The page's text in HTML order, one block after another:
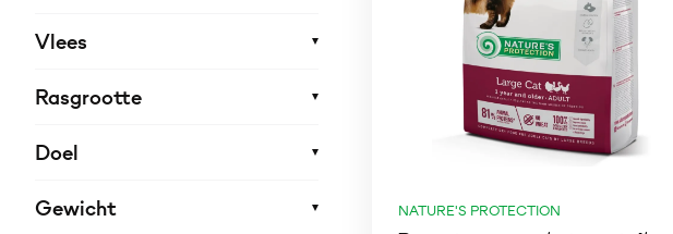
Vlees
Rasgrootte
Doel
Gewicht NATURE'S PROTECTION